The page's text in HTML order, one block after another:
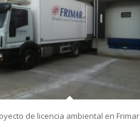
de licencia ambiental en Frimar